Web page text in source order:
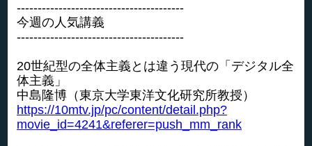
----------------------------------------
今週の人気講義
----------------------------------------
20世紀型の全体主義とは違う現代の「デジタル全
体主義」
中島隆博（東京大学東洋文化研究所教授）
https://10mtv.jp/pc/content/detail.php?
movie_id=4241&referer=push_mm_rank